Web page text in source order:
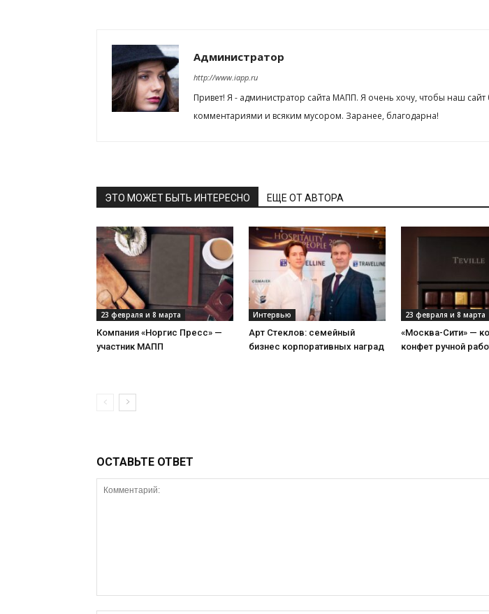
Администратор
http://www.iapp.ru
Привет! Я - администратор сайта МАПП. Я очень хочу, чтобы наш
комментариями и всяким мусором. Заранее, благодарна!
ЭТО МОЖЕТ БЫТЬ ИНТЕРЕСНО ЕЩЕ ОТ АВТОРА
23 февраля и 8 марта
Компания «Норгис Пресс» —
участник МАПП
Интервью
Арт Стеклов: семейный
бизнес корпоративных наград
23 февраля и 8 марта
«Москва-Сити» —
конфет ручной
ОСТАВЬТЕ ОТВЕТ